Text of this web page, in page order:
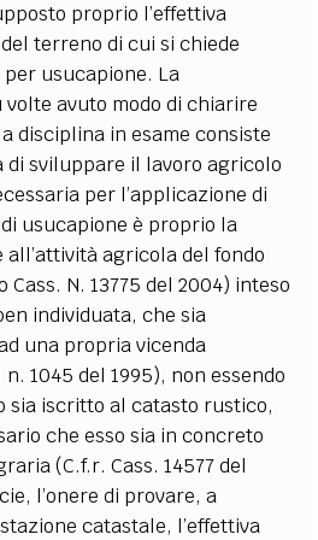
proprio l’effettiva
terreno di cui si chiede
usucapione. La
avuto modo di chiarire
disciplina in esame consiste
di sviluppare il lavoro agricolo
per l’applicazione di
usucapione è proprio la
agricola del fondo
N. 13775 del 2004) inteso
individuata, che sia
una propria vicenda
1045 del 1995), non essendo
sia iscritto al catasto rustico,
che esso sia in concreto
(C.f.r. Cass. 14577 del
l’onere di provare, a
catastale, l’effettiva